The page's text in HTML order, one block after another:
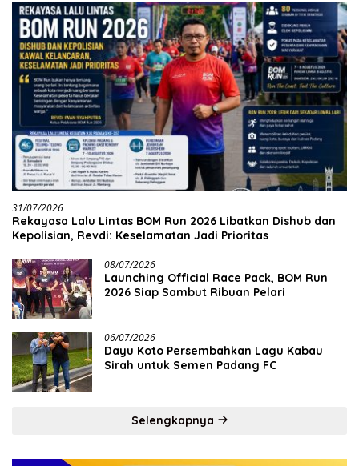
31/07/2026
Rekayasa Lalu Lintas BOM Run 2026 Libatkan Dishub dan
Kepolisian, Revdi: Keselamatan Jadi Prioritas
08/07/2026
Launching Official Race Pack, BOM Run
2026 Siap Sambut Ribuan Pelari
06/07/2026
Dayu Koto Persembahkan Lagu Kabau
Sirah untuk Semen Padang FC
Selengkapnya